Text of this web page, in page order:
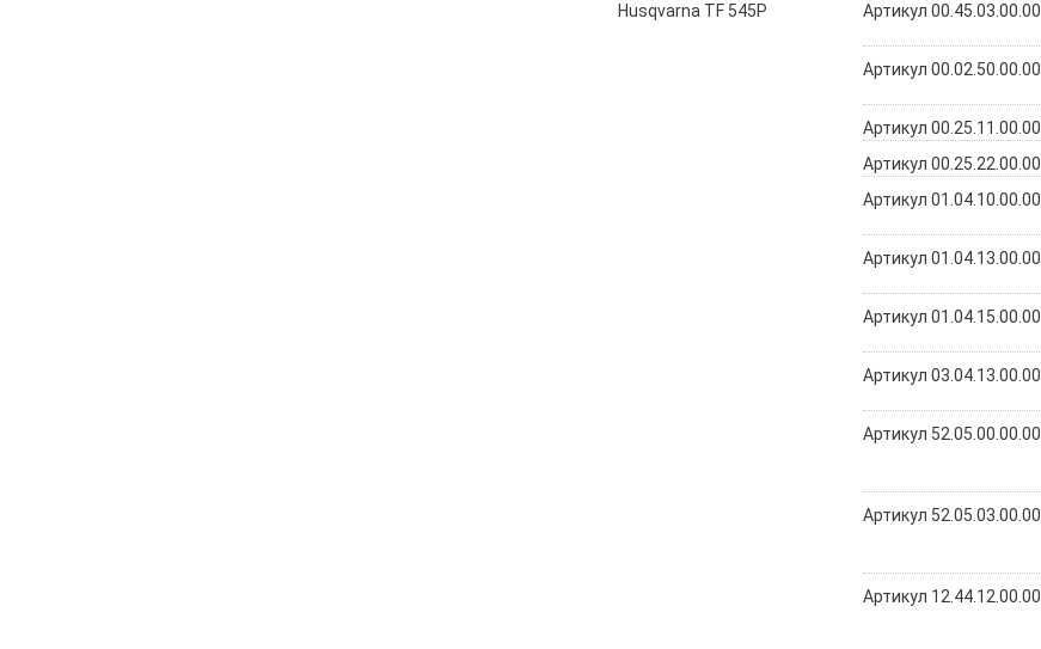
Husqvarna TF 545P Артикул 00.45.03.00.00
Артикул 00.02.50.00.00
Артикул 00.25.11.00.00
Артикул 00.25.22.00.00
Артикул 01.04.10.00.00
Артикул 01.04.13.00.00
Артикул 01.04.15.00.00
Артикул 03.04.13.00.00
Артикул 52.05.00.00.00
Артикул 52.05.03.00.00
Артикул 12.44.12.00.00